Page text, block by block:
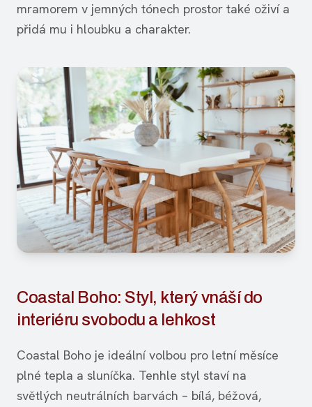
mramorem v jemných tónech prostor také oživí a
přidá mu i hloubku a charakter.
Coastal Boho: Styl, který vnáší do
interiéru svobodu a lehkost
Coastal Boho je ideální volbou pro letní měsíce
plné tepla a sluníčka. Tenhle styl staví na
světlých neutrálních barvách – bílá, béžová,